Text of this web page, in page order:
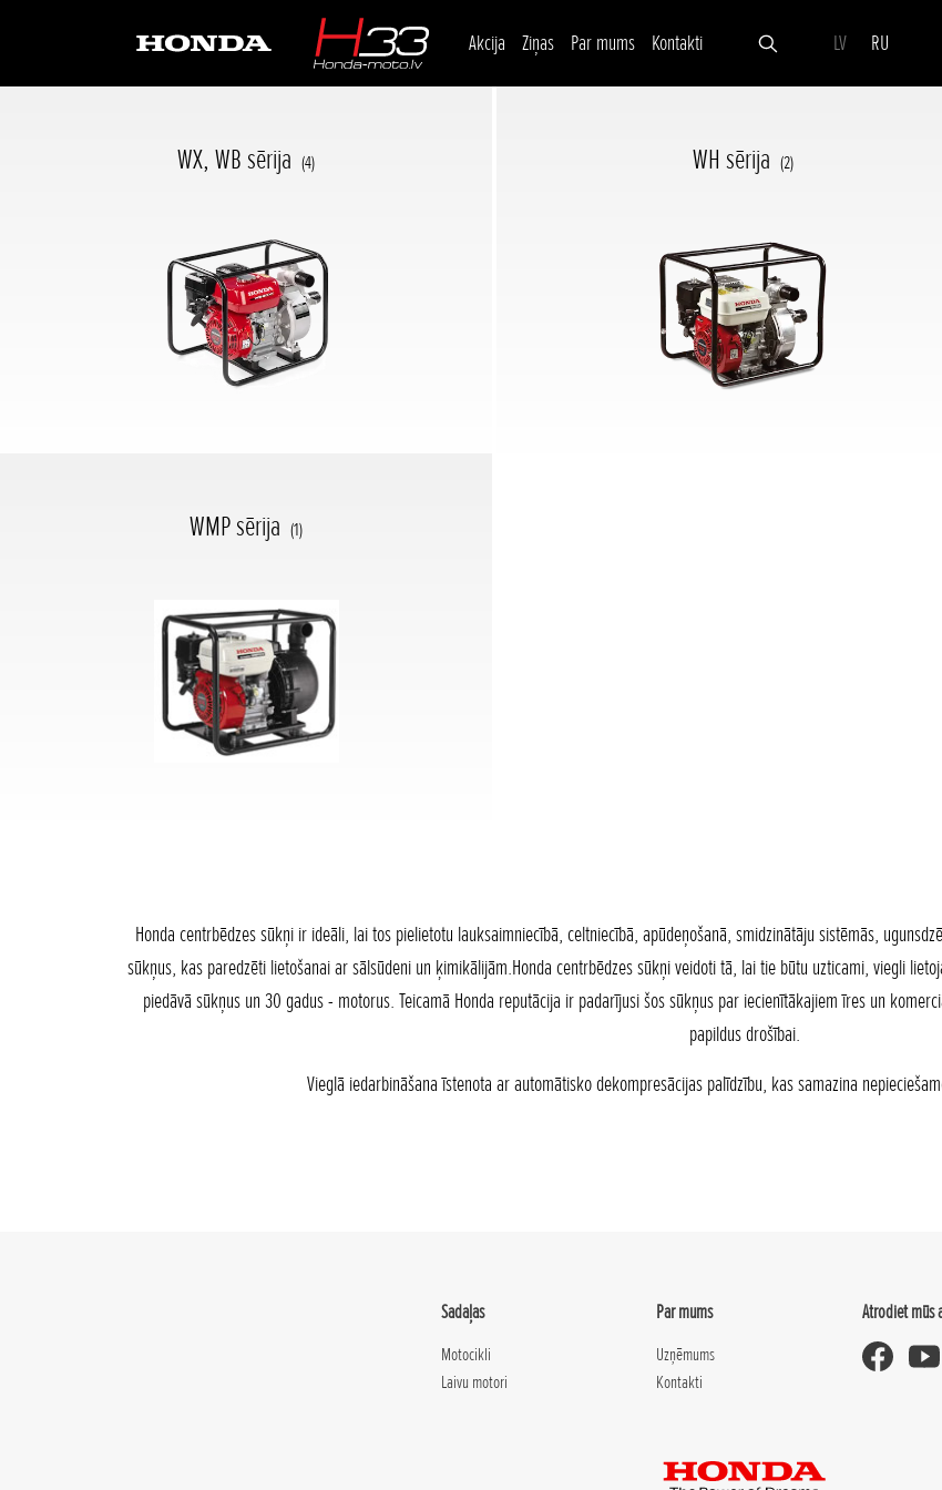
Akcija Ziņas Par mums Kontakti LV RU
WX, WB sērija (4) WH sērija (2)
WMP sērija (1)
Honda centrbēdzes sūkņi ir ideāli, lai tos pielietotu lauksaimniecībā, celtniecībā, apūdeņošanā, smidzinātāju sistēmās,
sūkņus, kas paredzēti lietošanai ar sālsūdeni un ķimikālijām.Honda centrbēdzes sūkņi veidoti tā, lai tie būtu uzticami, viegli
piedāvā sūkņus un 30 gadus - motorus. Teicamā Honda reputācija ir padarījusi šos sūkņus par iecienītākajiem īres un
papildus drošībai.
Vieglā iedarbināšana īstenota ar automātisko dekompresācijas palīdzību, kas samazina
Sadaļas
Motocikli
Laivu motori
Par mums
Uzņēmums
Kontakti
Atrodiet mūs